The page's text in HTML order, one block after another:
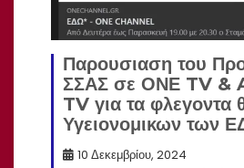
Παρουσιαση του
ΣΣΑΣ σε ΟΝΕ TV &
TV για τα φλεγοντα
Υγειονομικων των
10 Δεκεμβρίου, 2024